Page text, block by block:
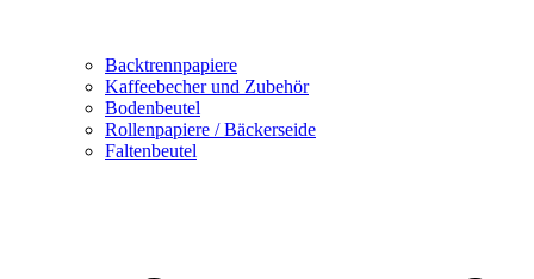
Backtrennpapiere
Kaffeebecher und Zubehör
Bodenbeutel
Rollenpapiere / Bäckerseide
Faltenbeutel